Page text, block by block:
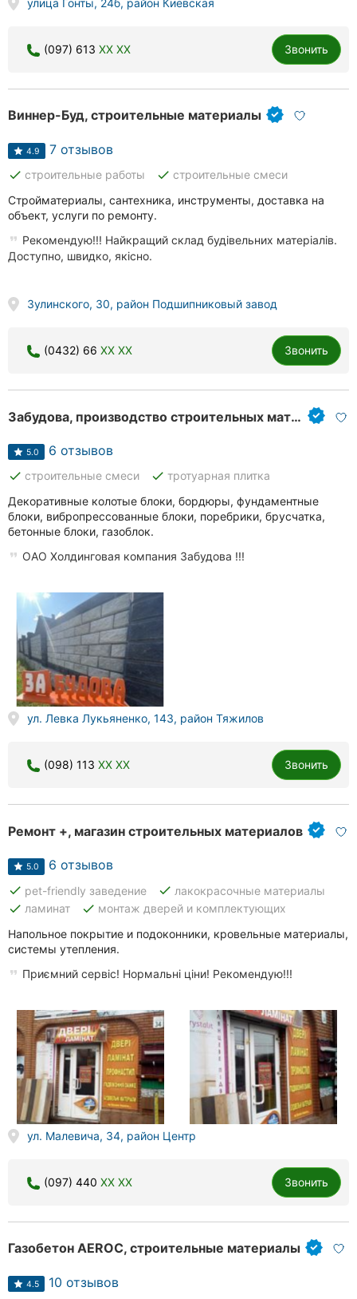
(097) 613 XX XX Звонить
Виннер-Буд, строительные материалы
4.9 7 отзывов
done строительные работы done строительные смеси
Стройматериалы, сантехника, инструменты, доставка на
объект, услуги по ремонту.
Рекомендую!!! Найкращий склад будівельних матеріалів.
Доступно, швидко, якісно.
Зулинского, 30, район Подшипниковый завод
(0432) 66 XX XX Звонить
Забудова, производство строительных материалов
5.0 6 отзывов
done строительные смеси done тротуарная плитка
Декоративные колотые блоки, бордюры, фундаментные
блоки, вибропрессованные блоки, поребрики, брусчатка,
бетонные блоки, газоблок.
ОАО Холдинговая компания Забудова !!!
ул. Левка Лукьяненко, 143, район Тяжилов
(098) 113 XX XX Звонить
Ремонт +, магазин строительных материалов
5.0 6 отзывов
done pet-friendly заведение done лакокрасочные материалы
done ламинат done монтаж дверей и комплектующих
Напольное покрытие и подоконники, кровельные материалы,
системы утепления.
Приємний сервіс! Нормальні ціни! Рекомендую!!!
ул. Малевича, 34, район Центр
(097) 440 XX XX Звонить
Газобетон AEROC, строительные материалы
4.5 10 отзывов